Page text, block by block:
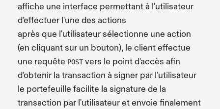
affiche une interface permettant à l'utilisateur
d'effectuer l'une des actions
après que l'utilisateur sélectionne une action
(en cliquant sur un bouton), le client effectue
une requête POSTvers le point d'accès afin
d'obtenir la transaction à signer par l'utilisateur
le portefeuille facilite la signature de la
transaction par l'utilisateur et envoie finalement